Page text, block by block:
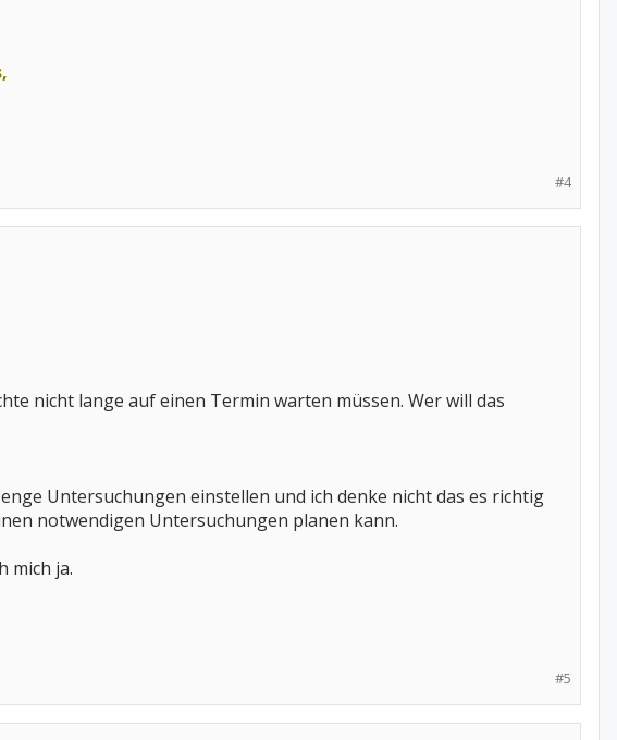
#4
nicht lange auf einen Termin warten müssen. Wer will das
Untersuchungen einstellen und ich denke nicht das es richtig
notwendigen Untersuchungen planen kann.
mich ja.
#5